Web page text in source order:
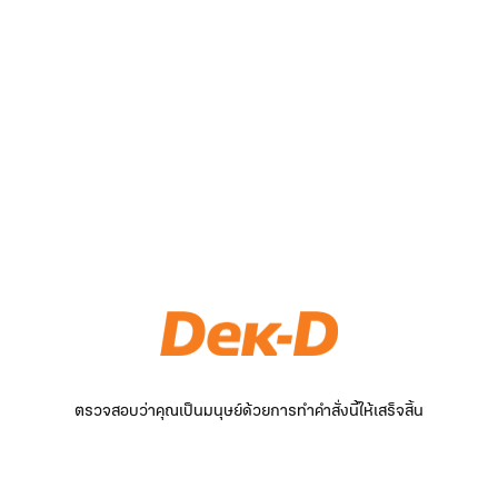
ตรวจสอบว่าคุณเป็นมนุษย์ด้วยการทำคำสั่งนี้ให้เสร็จสิ้น